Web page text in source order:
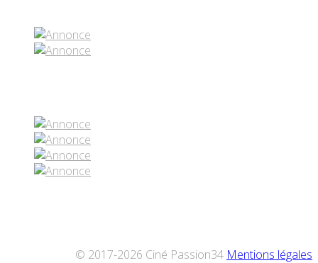
© 2017-2026 Ciné Passion34 Mentions légales